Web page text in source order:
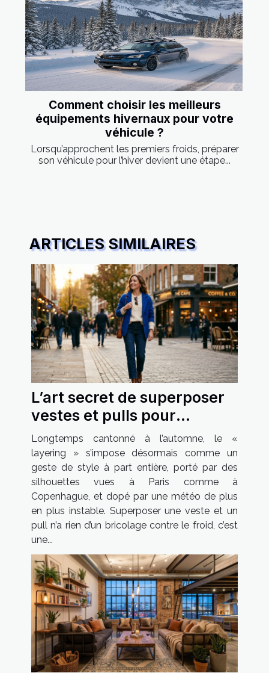
Comment choisir les meilleurs
équipements hivernaux pour votre
véhicule ?
Lorsqu’approchent les premiers froids, préparer
son véhicule pour l’hiver devient une étape...
ARTICLES SIMILAIRES
L’art secret de superposer
vestes et pulls pour
affirmer sa féminité
Longtemps cantonné à l’automne, le «
layering » s’impose désormais comme un
geste de style à part entière, porté par des
silhouettes vues à Paris comme à
Copenhague, et dopé par une météo de plus
en plus instable. Superposer une veste et un
pull n’a rien d’un bricolage contre le froid, c’est
une...